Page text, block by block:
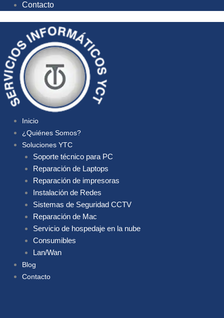
Contacto
Inicio
¿Quiénes Somos?
Soluciones YTC
Soporte técnico para PC
Reparación de Laptops
Reparación de impresoras
Instalación de Redes
Sistemas de Seguridad CCTV
Reparación de Mac
Servicio de hospedaje en la nube
Consumibles
Lan/Wan
Blog
Contacto